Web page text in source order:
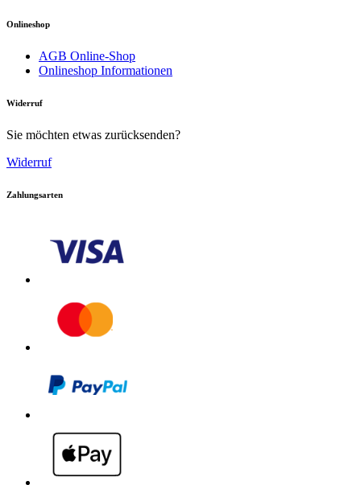
Download PDF
Download PDF
Onlineshop
AGB Online-Shop
Onlineshop Informationen
Widerruf
Sie möchten etwas zurücksenden?
Widerruf
Zahlungsarten